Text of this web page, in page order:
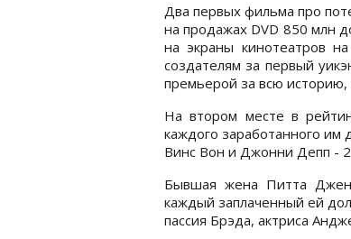
Два первых фильма про
на продажах DVD 850 млн
на экраны кинотеатров
создателям за первый
премьерой за всю
На втором месте в
каждого заработанного им
Винс Вон и Джонни Депп -
Бывшая жена Питта
каждый заплаченный ей
пассия Брэда, актриса